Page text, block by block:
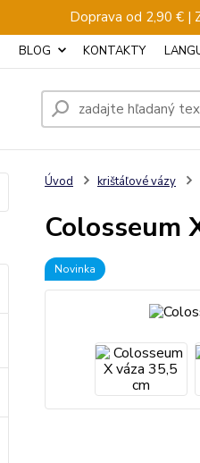
Doprava od 2,90 € |
BLOG KONTAKTY
Úvod krištáľové vázy
Colosseum
Novinka